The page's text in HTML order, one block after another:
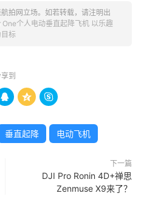
拍网立场。如若转载，请注明出
个人电动垂直起降飞机 以乐趣
目标
到
  
垂直起降 电动飞机
下一篇
DJI Pro Ronin 4D+禅思
Zenmuse X9来了？